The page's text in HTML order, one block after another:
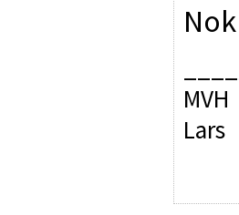
MVH
Lars